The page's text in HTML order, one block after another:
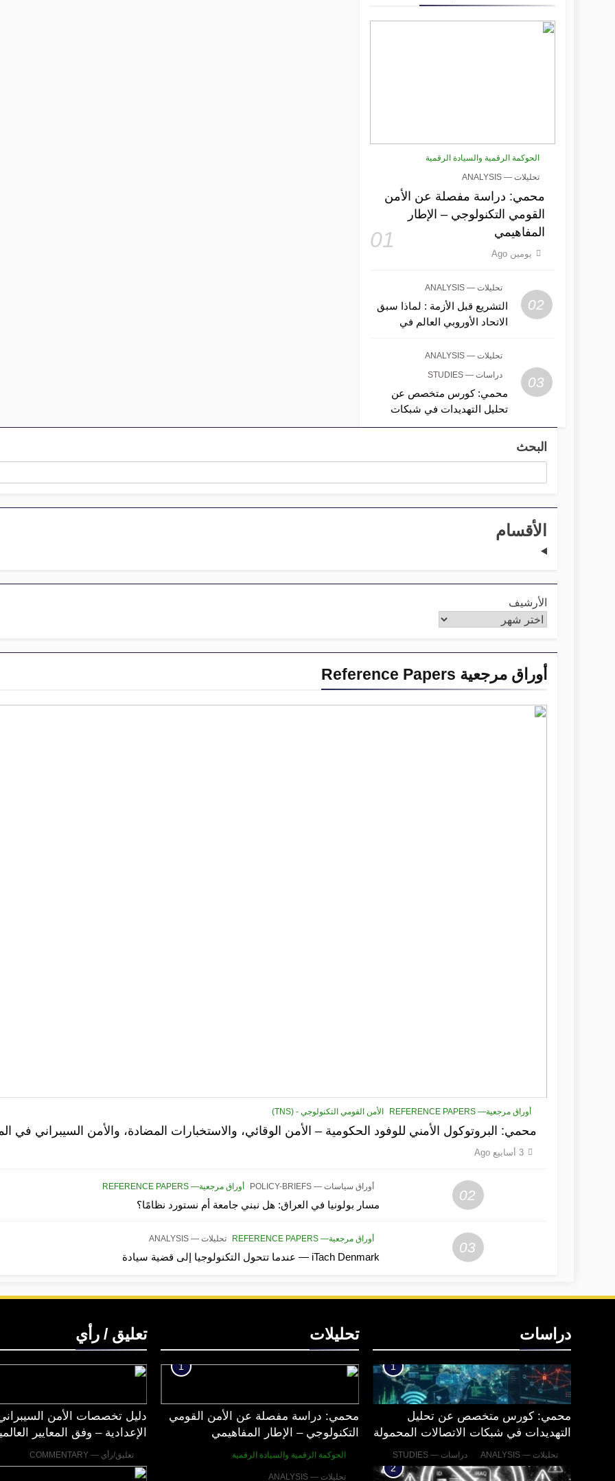
الحوكمة الرقمية والسيادة الرقمية
تحليلات — ANALYSIS
محمي: دراسة مفصلة عن الأمن
القومي التكنولوجي – الإطار
المفاهيمي
01
يومين Ago
02
تحليلات — ANALYSIS
التشريع قبل الأزمة : لماذا سبق
الاتحاد الأوروبي العالم في
03
تحليلات — ANALYSIS
دراسات — STUDIES
محمي: كورس متخصص عن
تحليل التهديدات في شبكات
الاتصالات المحمولة
البحث
الأقسام
الأرشيف
أوراق مرجعية Reference Papers
أوراق مرجعية— REFERENCE PAPERS الأمن القومي التكنولوجي - (TNS)
محمي: البروتوكول الأمني للوفود الحكومية – الأمن الوقائي، والاستخبارات المضادة، والأمن السيبراني في
3 أسابيع Ago
02
أوراق سياسات — POLICY-BRIEFS أوراق مرجعية— REFERENCE PAPERS
مسار بولونيا في العراق: هل نبني جامعة أم نستورد نظامًا؟
03
أوراق مرجعية— REFERENCE PAPERS تحليلات — ANALYSIS
iTach Denmark — عندما تتحول التكنولوجيا إلى قضية سيادة
دراسات
1
محمي: كورس متخصص عن تحليل
التهديدات في شبكات الاتصالات المحمولة
تحليلات — ANALYSIS دراسات — STUDIES
2
تحليلات
1
محمي: دراسة مفصلة عن الأمن القومي
التكنولوجي – الإطار المفاهيمي
الحوكمة الرقمية والسيادة الرقمية
تحليلات — ANALYSIS
تعليق / رأي
دليل تخصصات الأمن
الإعدادية – وفق المعايير
تعليق/رأي — COMMENTARY